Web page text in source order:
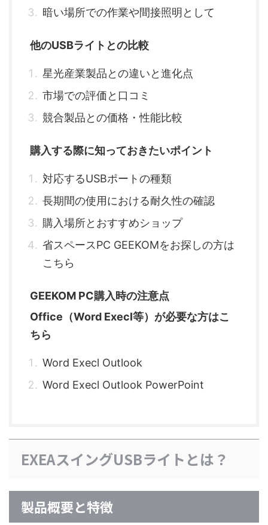
暗い場所での作業や間接照明として
他のUSBライトとの比較
星光産業製品との違いと進化点
市場での評価と口コミ
競合製品との価格・性能比較
購入する際に知っておきたいポイント
対応するUSBポートの種類
長期間の使用における耐久性の確認
購入場所とおすすめショップ
省スペースPC GEEKOMをお探しの方は
こちら
GEEKOM PC購入時の注意点
Office（Word Execl等）が必要な方はこ
ちら
Word Execl Outlook
Word Execl Outlook PowerPoint
EXEAスイングUSBライトとは？
製品概要と特徴